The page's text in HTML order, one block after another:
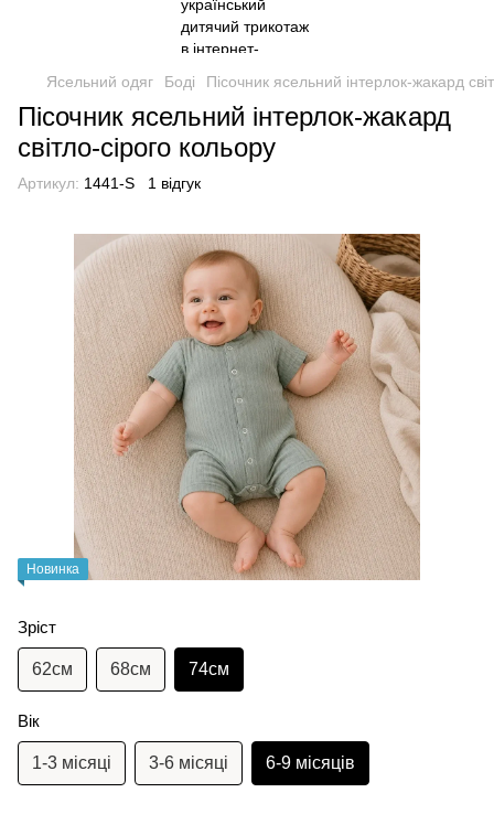
Ясельний одяг Боді Пісочник ясельний інтерлок-жакард
Пісочник ясельний інтерлок-жакард
світло-сірого кольору
Артикул: 1441-S 1 відгук
Новинка
Зріст
62см 68см 74см
Вік
1-3 місяці 3-6 місяці 6-9 місяців